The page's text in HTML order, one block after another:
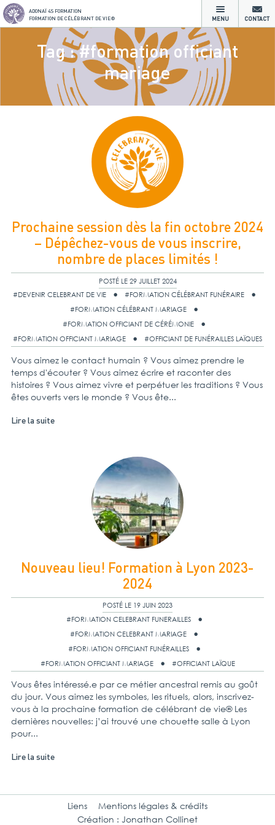
ADONAÏ 4S FORMATION
FORMATION DE CÉLÉBRANT DE VIE®
CONTACT
MENU
Tag : #formation officiant
mariage
Prochaine session dès la fin octobre 2024
– Dépêchez-vous de vous inscrire,
nombre de places limités !
POSTÉ LE 29 JUILLET 2024
#DEVENIR CELEBRANT DE VIE
#FORMATION CÉLÉBRANT FUNÉRAIRE
#FORMATION CÉLÉBRANT MARIAGE
#FORMATION OFFICIANT DE CÉRÉMONIE
#FORMATION OFFICIANT MARIAGE
#OFFICIANT DE FUNÉRAILLES LAÏQUES
Vous aimez le contact humain ? Vous aimez prendre le
temps d'écouter ? Vous aimez écrire et raconter des
histoires ? Vous aimez vivre et perpétuer les traditions ? Vous
êtes ouverts vers le monde ? Vous ête...
Lire la suite
Nouveau lieu! Formation à Lyon 2023-
2024
POSTÉ LE 19 JUIN 2023
#FORMATION CELEBRANT FUNERAILLES
#FORMATION CELEBRANT MARIAGE
#FORMATION OFFICIANT FUNÉRAILLES
#FORMATION OFFICIANT MARIAGE
#OFFICIANT LAÏQUE
Vous êtes intéressé.e par ce métier ancestral remis au goût
du jour. Vous aimez les symboles, les rituels, alors, inscrivez-
vous à la prochaine formation de célébrant de vie® Les
dernières nouvelles: j’ai trouvé une chouette salle à Lyon
pour...
Lire la suite
Liens
Mentions légales & crédits
Création : Jonathan Collinet